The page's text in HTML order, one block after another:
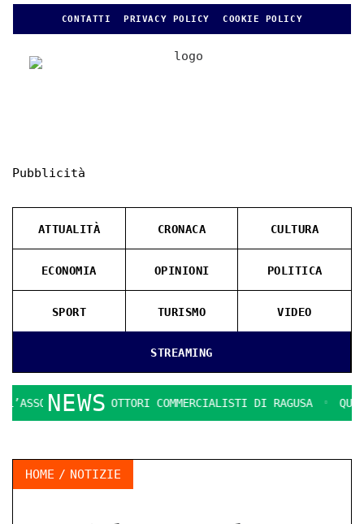
CONTATTI PRIVACY POLICY COOKIE POLICY
Pubblicità
STREAMING
ATTUALITÀ CRONACA CULTURA
ECONOMIA OPINIONI POLITICA
SPORT TURISMO VIDEO
NEWSDOTTORI COMMERCIALISTI DI RAGUSA
HOME NOTIZIE